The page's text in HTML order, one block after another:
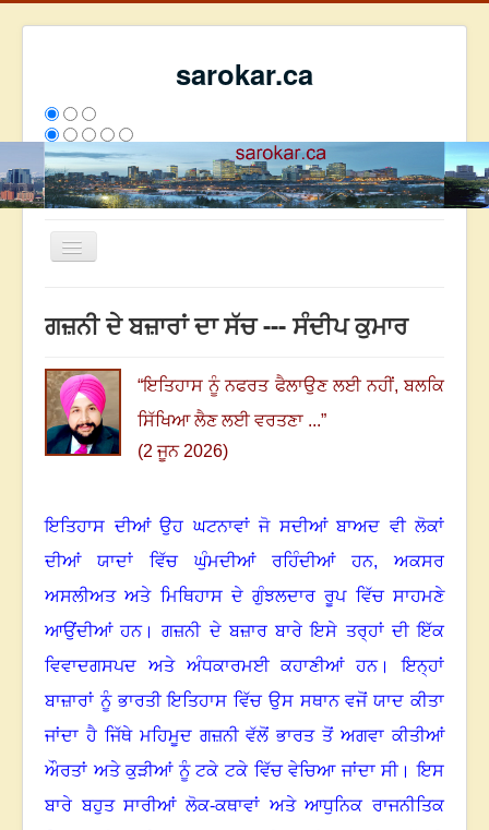
sarokar.ca
Toggle
ਰਚਨਾਵਾਂ
ਸਰੋਕਾਰ ਦੇ ਲੇਖਕ
ਸੰਪਰਕ
We have 101 guests and no members online
ਗਜ਼ਨੀ ਦੇ ਬਜ਼ਾਰਾਂ ਦਾ ਸੱਚ --- ਸੰਦੀਪ ਕੁਮਾਰ
“ਇਤਿਹਾਸ ਨੂੰ ਨਫਰਤ ਫੈਲਾਉਣ ਲਈ ਨਹੀਂ,ਬਲਕਿ
ਸਿੱਖਿਆ ਲੈਣ ਲਈ ਵਰਤਣਾ ...”
(2 ਜੂਨ 2026)
ਇਤਿਹਾਸ ਦੀਆਂ ਉਹ ਘਟਨਾਵਾਂ ਜੋ ਸਦੀਆਂ ਬਾਅਦ ਵੀ ਲੋਕਾਂ
ਦੀਆਂ ਯਾਦਾਂ ਵਿੱਚ ਘੁੰਮਦੀਆਂ ਰਹਿੰਦੀਆਂ ਹਨ, ਅਕਸਰ
ਅਸਲੀਅਤ ਅਤੇ ਮਿਥਿਹਾਸ ਦੇ ਗੁੰਝਲਦਾਰ ਰੂਪ ਵਿੱਚ ਸਾਹਮਣੇ
ਆਉਂਦੀਆਂ ਹਨ। ਗਜ਼ਨੀ ਦੇ ਬਜ਼ਾਰ ਬਾਰੇ ਇਸੇ ਤਰ੍ਹਾਂ ਦੀ ਇੱਕ
ਵਿਵਾਦਗਸਪਦ ਅਤੇ ਅੰਧਕਾਰਮਈ ਕਹਾਣੀਆਂ ਹਨ। ਇਨ੍ਹਾਂ
ਬਾਜ਼ਾਰਾਂ ਨੂੰ ਭਾਰਤੀ ਇਤਿਹਾਸ ਵਿੱਚ ਉਸ ਸਥਾਨ ਵਜੋਂ ਯਾਦ ਕੀਤਾ
ਜਾਂਦਾ ਹੈ ਜਿੱਥੇ ਮਹਿਮੂਦ ਗਜ਼ਨੀ ਵੱਲੋਂ ਭਾਰਤ ਤੋਂ ਅਗਵਾ ਕੀਤੀਆਂ
ਔਰਤਾਂ ਅਤੇ ਕੁੜੀਆਂ ਨੂੰ ਟਕੇ ਟਕੇ ਵਿੱਚ ਵੇਚਿਆ ਜਾਂਦਾ ਸੀ। ਇਸ
ਬਾਰੇ ਬਹੁਤ ਸਾਰੀਆਂ ਲੋਕ-ਕਥਾਵਾਂ ਅਤੇ ਆਧੁਨਿਕ ਰਾਜਨੀਤਿਕ